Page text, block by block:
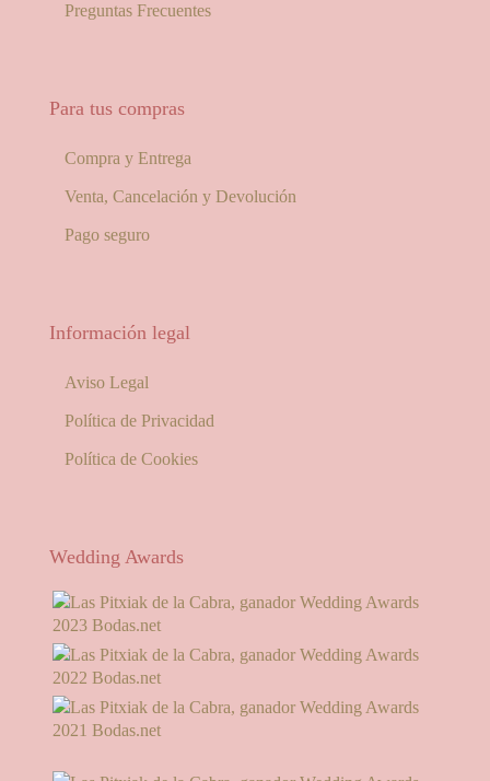
Preguntas Frecuentes
Para tus compras
Compra y Entrega
Venta, Cancelación y Devolución
Pago seguro
Información legal
Aviso Legal
Política de Privacidad
Política de Cookies
Wedding Awards